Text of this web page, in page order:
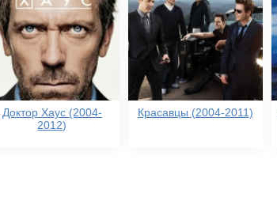
Доктор Хаус (2004-
2012)
Красавцы (2004-2011)